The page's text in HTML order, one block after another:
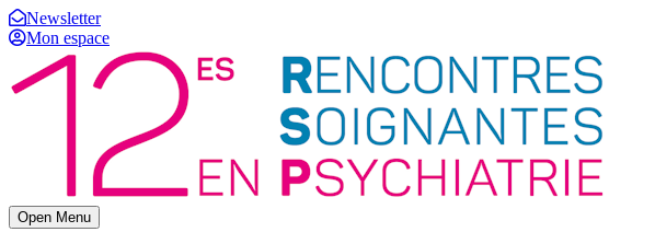
Newsletter
Mon espace
Open Menu